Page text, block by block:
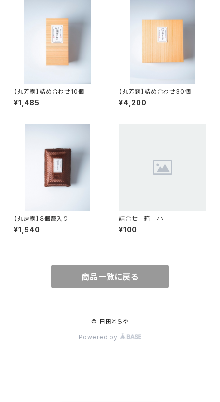
【丸芳露】詰め合わせ10個
¥1,485
【丸芳露】詰め合わせ30個
¥4,200
【丸房露】８個籠入り
¥1,940
詰合せ 箱 小
¥100
商品一覧に戻る
© 日田とらや
Powered by